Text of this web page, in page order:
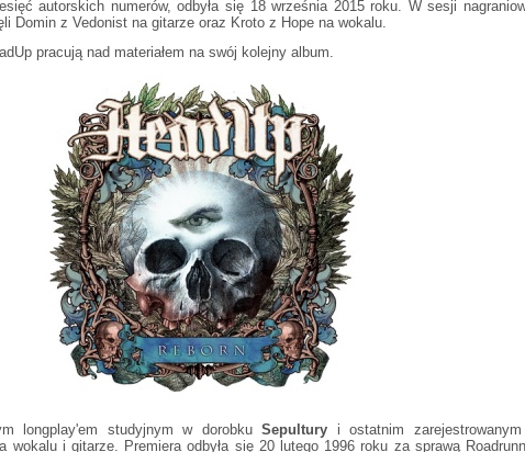
autorskich numerów, odbyła się 18 września 2015 roku. W sesji
Domin z Vedonist na gitarze oraz Kroto z Hope na wokalu.
pracują nad materiałem na swój kolejny album.
longplay'em studyjnym w dorobkuSepultury i ostatnim
wokalu i gitarze. Premiera odbyła się 20 lutego 1996 roku za sprawą